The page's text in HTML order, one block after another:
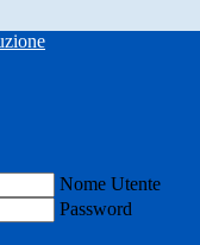
Nome Utente
Password